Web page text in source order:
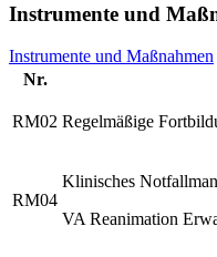
Instrumente und
Instrumente und Maßnahmen
Nr.
RM02 Regelmäßige
RM04
Klinisches
VA Reanimation